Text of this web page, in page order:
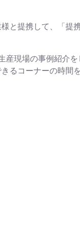
と提携して、「提
産現場の事例紹介を
るコーナーの時間